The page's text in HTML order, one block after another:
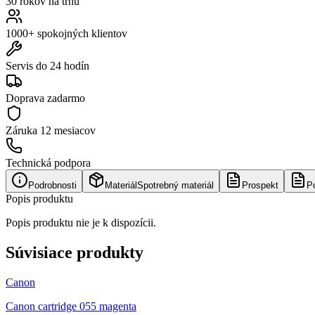
1000+ spokojných klientov
Servis do 24 hodín
Doprava zadarmo
Záruka 12 mesiacov
Technická podpora
Podrobnosti Materiál Spotrebný materiál Prospekt
Popis produktu
Popis produktu nie je k dispozícii.
Súvisiace produkty
Canon
Canon cartridge 055 magenta